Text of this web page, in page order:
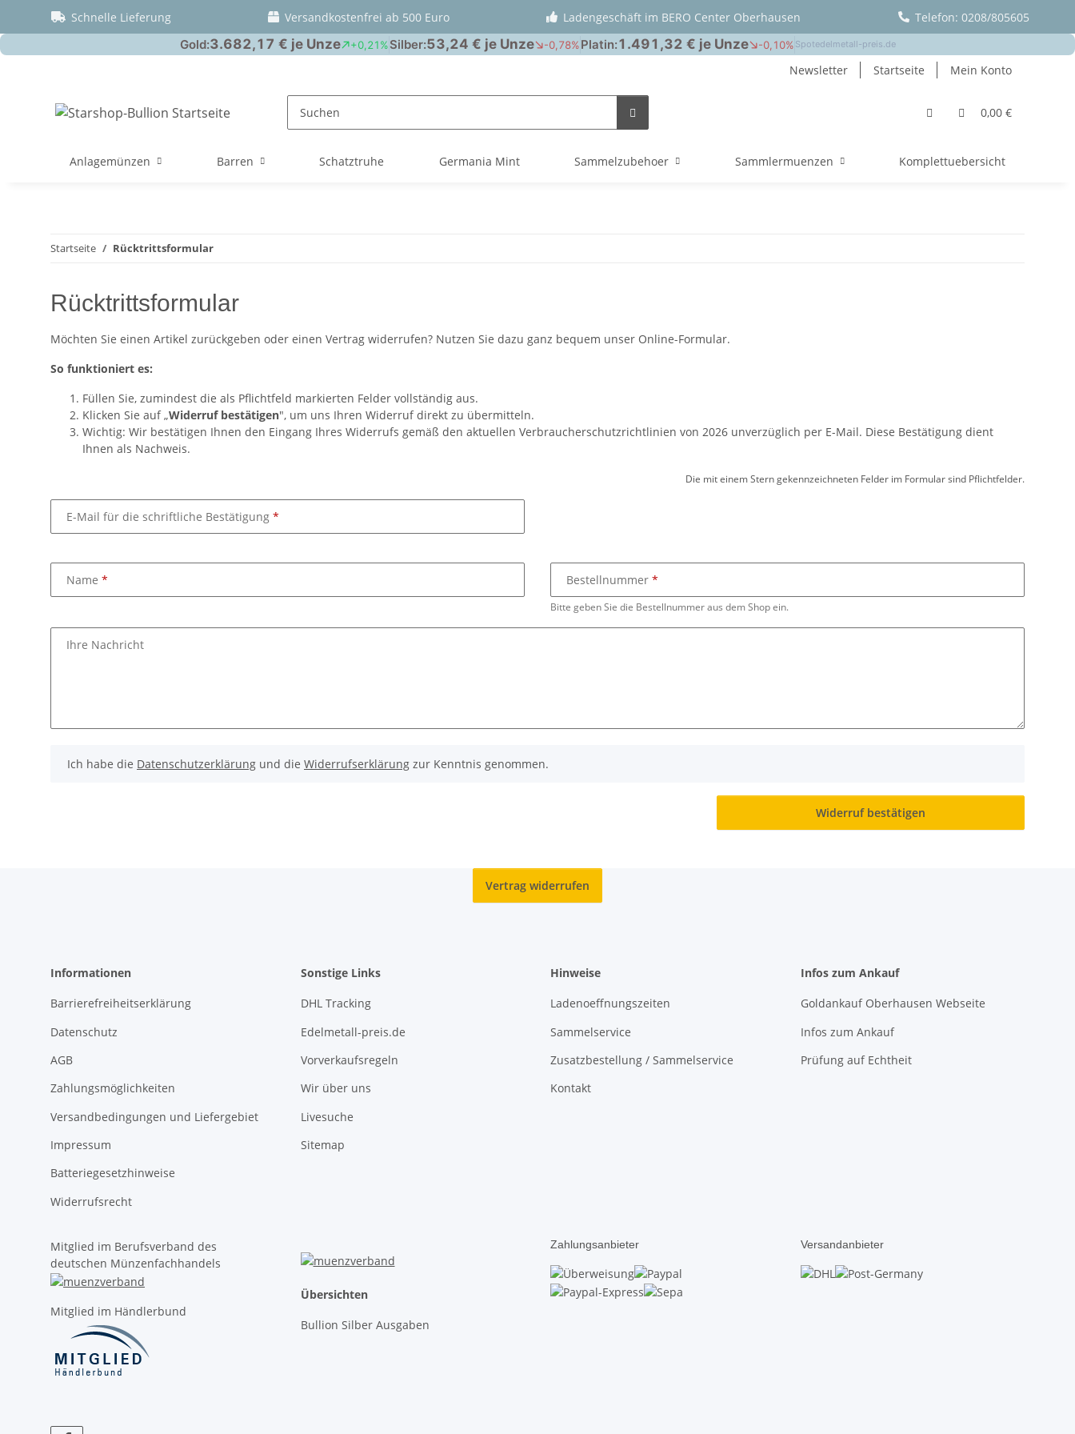
Schnelle Lieferung Versandkostenfrei ab 500 Euro Ladengeschäft im BERO Center Oberhausen Telefon: 0208/805605
Newsletter Startseite Mein Konto
0,00 €
Anlagemünzen Barren Schatztruhe Germania Mint Sammelzubehoer Sammlermuenzen Komplettuebersicht
Startseite Rücktrittsformular
Rücktrittsformular
Möchten Sie einen Artikel zurückgeben oder einen Vertrag widerrufen? Nutzen Sie dazu ganz bequem unser Online-Formular.
So funktioniert es:
Füllen Sie, zumindest die als Pflichtfeld markierten Felder vollständig aus.
Klicken Sie auf „Widerruf bestätigen", um uns Ihren Widerruf direkt zu übermitteln.
Wichtig: Wir bestätigen Ihnen den Eingang Ihres Widerrufs gemäß den aktuellen Verbraucherschutzrichtlinien von 2026 unverzüglich per E-Mail. Diese Bestätigung dient
Ihnen als Nachweis.
Die mit einem Stern gekennzeichneten Felder im Formular sind Pflichtfelder.
E-Mail für die schriftliche Bestätigung
Name
Bitte geben Sie die Bestellnummer aus dem Shop ein.
Bestellnummer
Ihre Nachricht
Ich habe die Datenschutzerklärung und die Widerrufserklärung zur Kenntnis genommen.
Widerruf bestätigen
Vertrag widerrufen
Informationen
Barrierefreiheitserklärung
Datenschutz
AGB
Zahlungsmöglichkeiten
Versandbedingungen und Liefergebiet
Impressum
Batteriegesetzhinweise
Widerrufsrecht
Sonstige Links
DHL Tracking
Edelmetall-preis.de
Vorverkaufsregeln
Wir über uns
Livesuche
Sitemap
Hinweise
Ladenoeffnungszeiten
Sammelservice
Zusatzbestellung / Sammelservice
Kontakt
Infos zum Ankauf
Goldankauf Oberhausen Webseite
Infos zum Ankauf
Prüfung auf Echtheit
Mitglied im Berufsverband des
deutschen Münzenfachhandels
Mitglied im Händlerbund
Übersichten
Bullion Silber Ausgaben
Zahlungsanbieter Versandanbieter